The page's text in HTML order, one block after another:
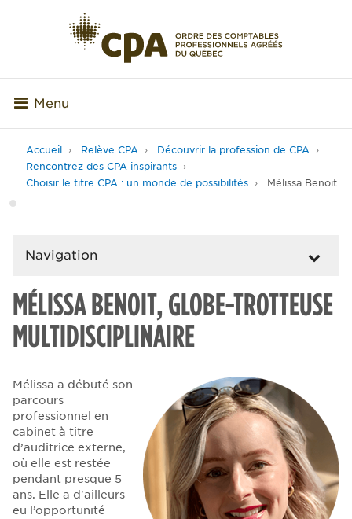
Menu
Accueil Relève CPA
Découvrir la profession de CPA
Rencontrez des CPA inspirants
Choisir le titre CPA : un monde de possibilités
Mélissa Benoit
Navigation
MÉLISSA BENOIT, GLOBE-TROTTEUSE
MULTIDISCIPLINAIRE
Mélissa a débuté son
parcours
professionnel en
cabinet à titre
d’auditrice externe,
où elle est restée
pendant presque 5
ans. Elle a d'ailleurs
eu l’opportunité